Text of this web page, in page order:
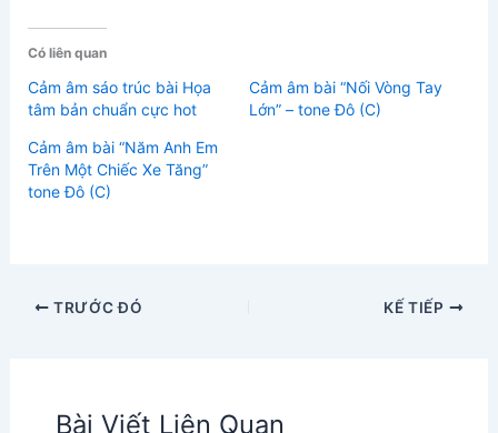
Có liên quan
Cảm âm sáo trúc bài Họa
tâm bản chuẩn cực hot
Cảm âm bài “Nối Vòng Tay
Lớn” – tone Đô (C)
Cảm âm bài “Năm Anh Em
Trên Một Chiếc Xe Tăng”
tone Đô (C)
TRƯỚC ĐÓ KẾ TIẾP
Bài Viết Liên Quan